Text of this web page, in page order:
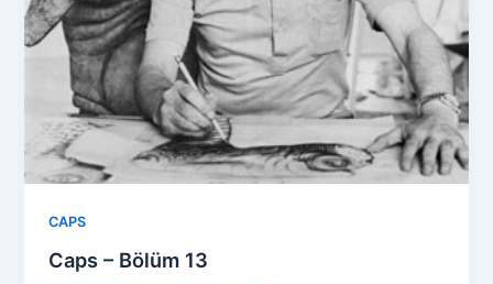
CAPS
Caps – Bölüm 13